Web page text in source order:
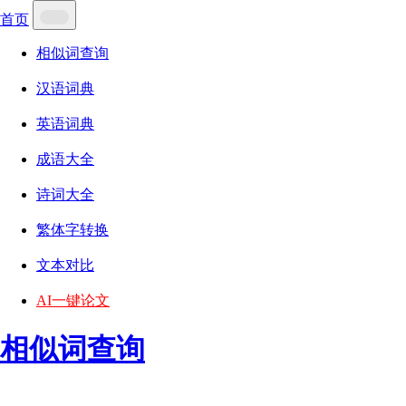
首页
相似词查询
汉语词典
英语词典
成语大全
诗词大全
繁体字转换
文本对比
AI一键论文
相似词查询